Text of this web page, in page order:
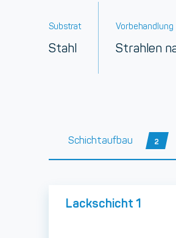
Substrat
Stahl
Vorbehandlung
Strahlen
Schichtaufbau 2
Lackschicht 1